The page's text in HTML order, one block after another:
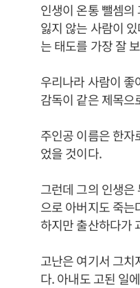
인생이 온통 뺄셈
잃지 않는 사람이
는 태도를 가장 잘
우리나라 사람이 좋
감독이 같은 제목으
주인공 이름은 한
었을 것이다.
그런데 그의 인생은
으로 아버지도 죽는
하지만 출산하다가
고난은 여기서 그
다. 아내도 고된 일